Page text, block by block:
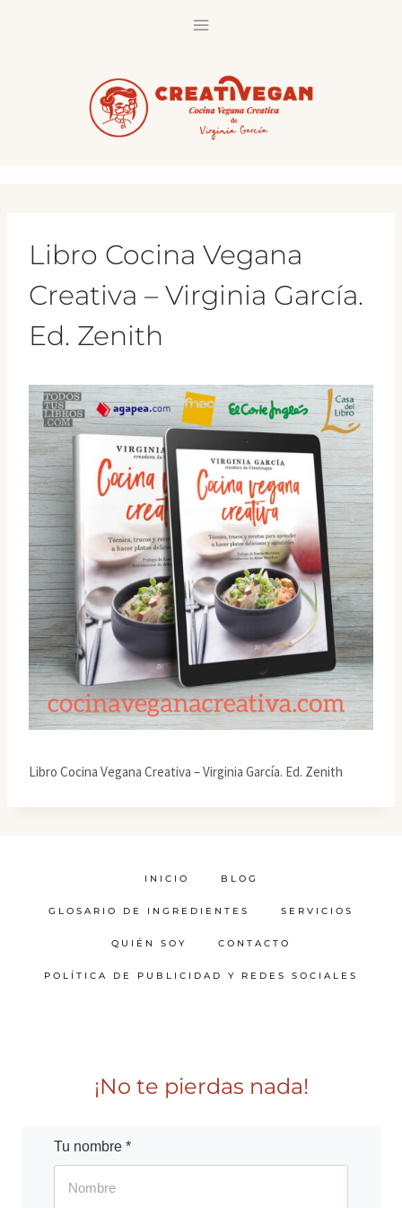
Libro Cocina Vegana
Creativa – Virginia García.
Ed. Zenith
Libro Cocina Vegana Creativa – Virginia García. Ed. Zenith
INICIO BLOG
GLOSARIO DE INGREDIENTES SERVICIOS
QUIÉN SOY CONTACTO
POLÍTICA DE PUBLICIDAD Y REDES SOCIALES
¡No te pierdas nada!
Tu nombre *